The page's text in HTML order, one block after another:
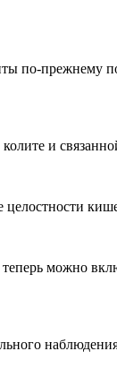
по-прежнему
и
можно